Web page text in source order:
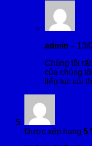
admin – 13/
Chúng tôi
của chúng
tiếp tục cải
Được xếp hạng 5